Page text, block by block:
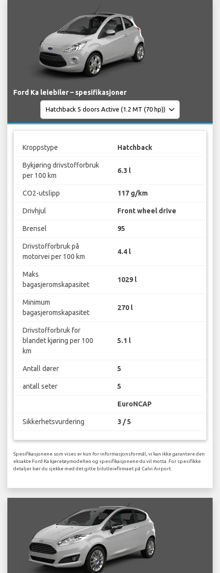
Ford Ka leiebiler – spesifikasjoner
Kroppstype Hatchback
Bykjøring drivstofforbruk
per 100 km
6.3 l
CO2-utslipp 117 g/km
Drivhjul Front wheel drive
Brensel 95
Drivstofforbruk på
motorvei per 100 km
4.4 l
Maks
bagasjeromskapasitet
1029 l
Minimum
bagasjeromskapasitet
270 l
Drivstofforbruk for
blandet kjøring per 100
km
5.1 l
Antall dører 5
antall seter 5
EuroNCAP
Sikkerhetsvurdering 3 / 5
Spesifikasjonene som vises er kun for informasjonsformål, vi kan ikke garantere den
eksakte Ford Ka kjøretøymodellen og spesifikasjonene du vil motta. For spesifikke
detaljer bør du sjekke med det gitte bilutleiefirmaet på Calvi Airport.